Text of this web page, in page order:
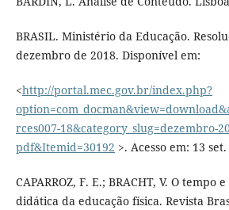
BRASIL. Ministério da Educação.
dezembro de 2018. Disponível em:
<http://portal.mec.gov.br/index.php?
rces007-18&category_slug=dezembro-
pdf&Itemid=30192 >. Acesso em: 13
CAPARROZ, F. E.; BRACHT, V. O tempo
didática da educação física. Revista